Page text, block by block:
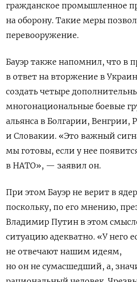
гражданское промышленное
на оборону. Такие меры
перевооружение.
Бауэр также напомнил, что в
в ответ на вторжение в
создать четыре
многонациональные боевые
альянса в Болгарии, Венгрии,
и Словакии. «Это важный
мы готовы, если у нее
в НАТО», — заявил он.
При этом Бауэр не верит в
поскольку, по его мнению,
Владимир Путин в этом
ситуацию адекватно. «У него
не отвечают нашим идеям,
но он не сумасшедший, а,